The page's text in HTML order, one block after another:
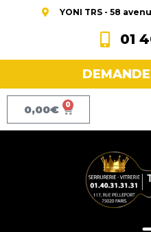
YONI TRS - 58
01
0,00€ 0